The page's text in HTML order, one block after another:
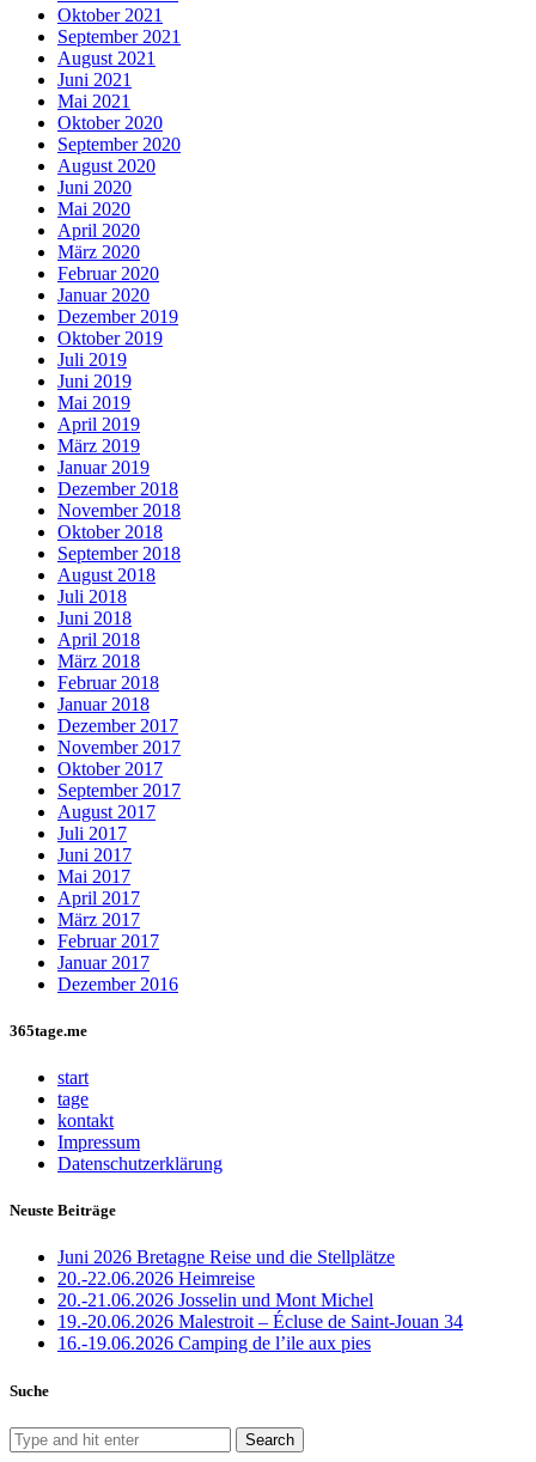
Oktober 2021
September 2021
August 2021
Juni 2021
Mai 2021
Oktober 2020
September 2020
August 2020
Juni 2020
Mai 2020
April 2020
März 2020
Februar 2020
Januar 2020
Dezember 2019
Oktober 2019
Juli 2019
Juni 2019
Mai 2019
April 2019
März 2019
Januar 2019
Dezember 2018
November 2018
Oktober 2018
September 2018
August 2018
Juli 2018
Juni 2018
April 2018
März 2018
Februar 2018
Januar 2018
Dezember 2017
November 2017
Oktober 2017
September 2017
August 2017
Juli 2017
Juni 2017
Mai 2017
April 2017
März 2017
Februar 2017
Januar 2017
Dezember 2016
365tage.me
start
tage
kontakt
Impressum
Datenschutzerklärung
Neuste Beiträge
Juni 2026 Bretagne Reise und die Stellplätze
20.-22.06.2026 Heimreise
20.-21.06.2026 Josselin und Mont Michel
19.-20.06.2026 Malestroit – Écluse de Saint-Jouan 34
16.-19.06.2026 Camping de l’ile aux pies
Suche